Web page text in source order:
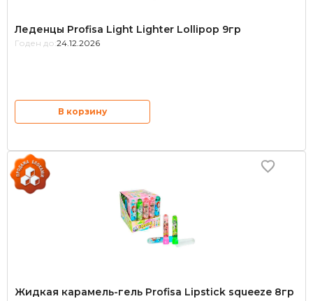
Леденцы Profisa Light Lighter Lollipop 9гр
Годен до: 24.12.2026
В корзину
Жидкая карамель-гель Profisa Lipstick squeeze 8гр